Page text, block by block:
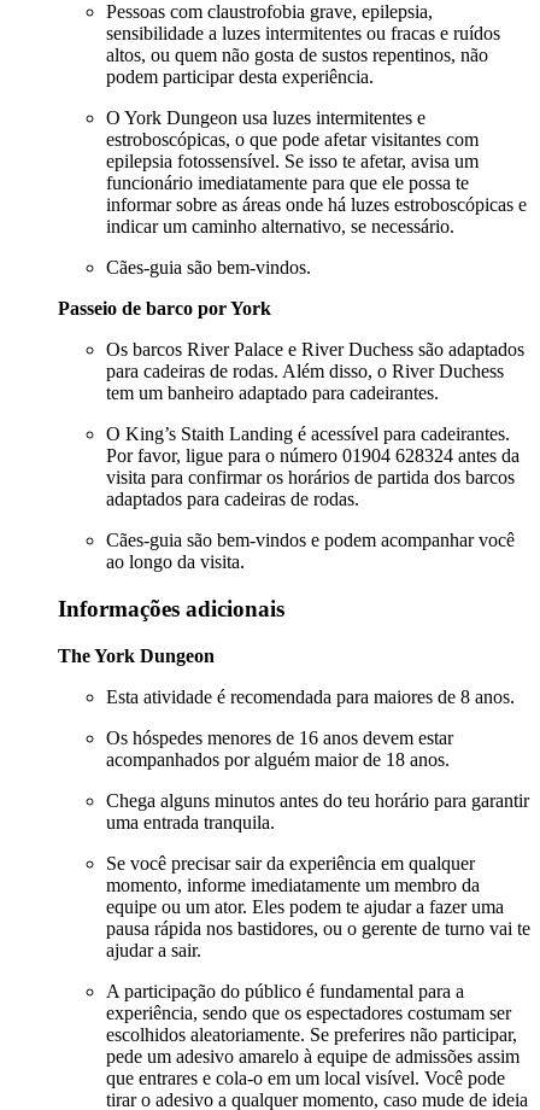
Pessoas com claustrofobia grave, epilepsia,
sensibilidade a luzes intermitentes ou fracas e ruídos
altos, ou quem não gosta de sustos repentinos, não
podem participar desta experiência.
O York Dungeon usa luzes intermitentes e
estroboscópicas, o que pode afetar visitantes com
epilepsia fotossensível. Se isso te afetar, avisa um
funcionário imediatamente para que ele possa te
informar sobre as áreas onde há luzes estroboscópicas e
indicar um caminho alternativo, se necessário.
Cães-guia são bem-vindos.
Passeio de barco por York
Os barcos River Palace e River Duchess são adaptados
para cadeiras de rodas. Além disso, o River Duchess
tem um banheiro adaptado para cadeirantes.
O King’s Staith Landing é acessível para cadeirantes.
Por favor, ligue para o número 01904 628324 antes da
visita para confirmar os horários de partida dos barcos
adaptados para cadeiras de rodas.
Cães-guia são bem-vindos e podem acompanhar você
ao longo da visita.
Informações adicionais
The York Dungeon
Esta atividade é recomendada para maiores de 8 anos.
Os hóspedes menores de 16 anos devem estar
acompanhados por alguém maior de 18 anos.
Chega alguns minutos antes do teu horário para garantir
uma entrada tranquila.
Se você precisar sair da experiência em qualquer
momento, informe imediatamente um membro da
equipe ou um ator. Eles podem te ajudar a fazer uma
pausa rápida nos bastidores, ou o gerente de turno vai te
ajudar a sair.
A participação do público é fundamental para a
experiência, sendo que os espectadores costumam ser
escolhidos aleatoriamente. Se preferires não participar,
pede um adesivo amarelo à equipe de admissões assim
que entrares e cola-o em um local visível. Você pode
tirar o adesivo a qualquer momento, caso mude de ideia